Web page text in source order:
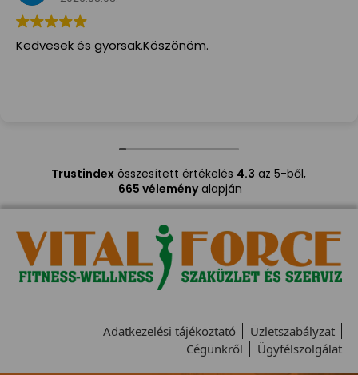
Kedvesek és gyorsak.Köszönöm.
Trustindexösszesített értékelés 4.3 az 5-ből,
665 véleményalapján
Adatkezelési tájékoztató
Üzletszabályzat
Cégünkről
Ügyfélszolgálat